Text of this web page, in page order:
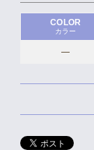
COLOR
カラー
―